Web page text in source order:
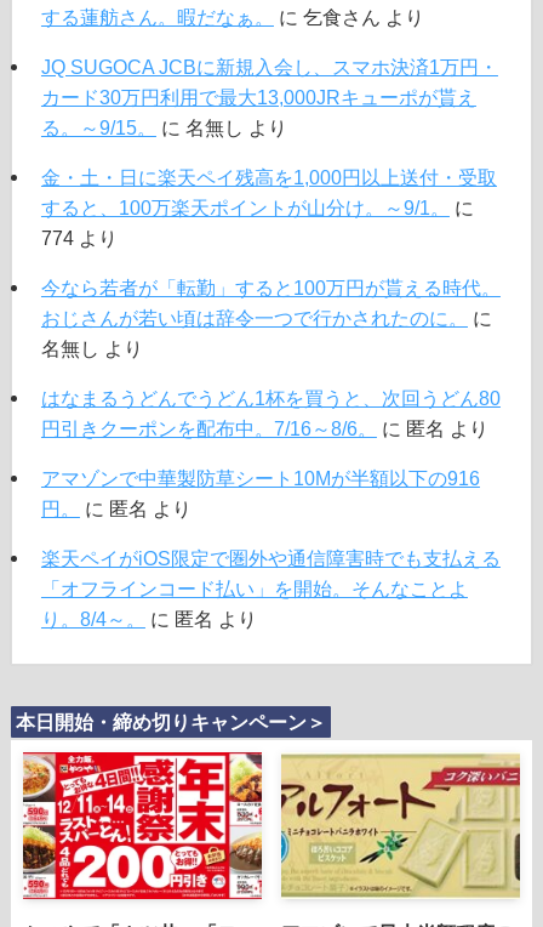
する蓮舫さん。暇だなぁ。
に 乞食さん より
JQ SUGOCA JCBに新規入会し、スマホ決済1万円・
カード30万円利用で最大13,000JRキューポが貰え
る。～9/15。
に 名無し より
金・土・日に楽天ペイ残高を1,000円以上送付・受取
すると、100万楽天ポイントが山分け。～9/1。
に
774より
今なら若者が「転勤」すると100万円が貰える時代。
おじさんが若い頃は辞令一つで行かされたのに。
に
名無し より
はなまるうどんでうどん1杯を買うと、次回うどん80
円引きクーポンを配布中。7/16～8/6。
に 匿名 より
アマゾンで中華製防草シート10Mが半額以下の916
円。
に 匿名 より
楽天ペイがiOS限定で圏外や通信障害時でも支払える
「オフラインコード払い」を開始。そんなことよ
り。8/4～。
に 匿名 より
本日開始・締め切りキャンペーン＞